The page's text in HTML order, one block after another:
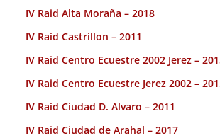
IV Raid Alta Moraña – 2018
IV Raid Castrillon – 2011
IV Raid Centro Ecuestre 2002 Jerez –
IV Raid Centro Ecuestre Jerez 2002 –
IV Raid Ciudad D. Alvaro – 2011
IV Raid Ciudad de Arahal – 2017